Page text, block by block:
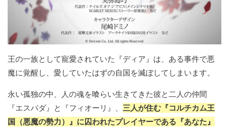
王の一族として寵愛されていた『ディア』は、ある事件で悪
魔に覚醒し、愛していたはずの自国を滅ぼしてしまいます。
永い孤独の中、人の魂を喰らい生きてきた彼と二人の仲間
『エスパダ』と『フィオーリ』、 三人が住む『コルチカム王
国（悪魔の勢力）』に囚われたプレイヤーである『あなた』